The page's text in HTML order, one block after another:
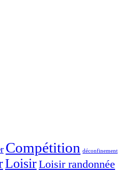
Compétition déconfinement
LoisirLoisir randonnée